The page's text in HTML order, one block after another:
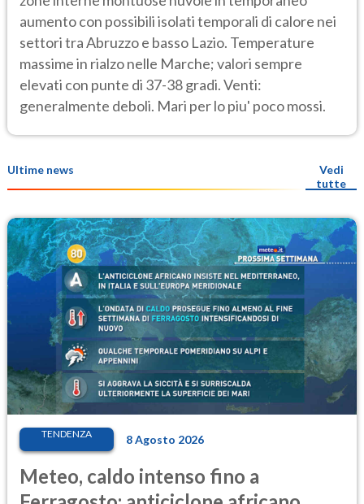
aumento con possibili isolati temporali di calore nei
settori tra Abruzzo e basso Lazio. Temperature
massime in rialzo nelle Marche; valori sempre
elevati con punte di 37-38 gradi. Venti:
generalmente deboli. Mari per lo piu' poco mossi.
Ultime news
Vedi
tutte
TENDENZA 8 Agosto 2026
Meteo, caldo intenso fino a